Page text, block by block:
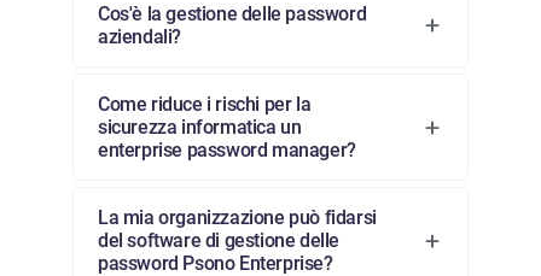
Cos'è la gestione delle password
aziendali?
Come riduce i rischi per la
sicurezza informatica un
enterprise password manager?
La mia organizzazione può fidarsi
del software di gestione delle
password Psono Enterprise?